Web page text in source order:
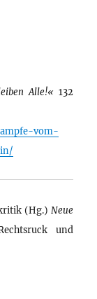
Alle!« 132
vom-
(Hg.) Neue
und